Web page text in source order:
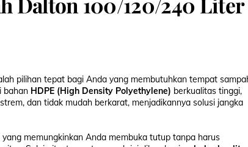
pilihan tepat bagi Anda yang membutuhkan tempat
bahan HDPE (High Density Polyethylene) berkualitas tinggi,
dan tidak mudah berkarat, menjadikannya solusi jangka
yang memungkinkan Anda membuka tutup tanpa harus